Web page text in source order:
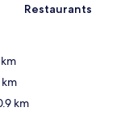
Restaurants
km